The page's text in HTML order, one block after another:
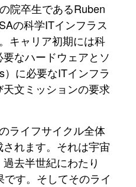
院卒生であるRuben
の科学ITインフラス
キャリア初期には科
なハードウェアとソ
に必要なITインフラ
文ミッションの要求
ライフサイクル全体
れます。それは宇宙
過去半世紀にわたり
す。そしてそのライ